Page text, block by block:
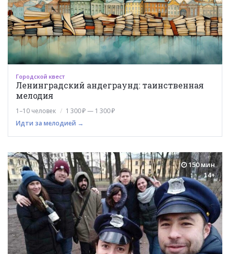
Городской квест
Ленинградский андеграунд: таинственная
мелодия
1–10 человек
1 300 ₽ — 1 300 ₽
Идти за мелодией →
150 мин
14+